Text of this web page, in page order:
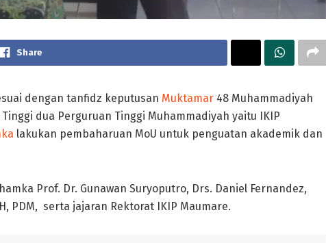
Share
dengan tanfidz keputusan Muktamar 48 Muhammadiyah
dua Perguruan Tinggi Muhammadiyah yaitu IKIP
lakukan pembaharuan MoU untuk penguatan akademik dan
Prof. Dr. Gunawan Suryoputro, Drs. Daniel Fernandez,
PDM, serta jajaran Rektorat IKIP Maumare.